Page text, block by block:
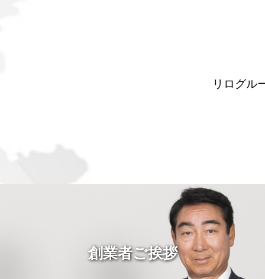
リログル
創業者ご挨拶